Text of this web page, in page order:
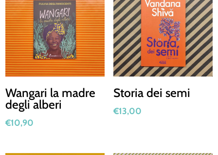
Wangari la madre
degli alberi
€10,90
Storia dei semi
€13,00